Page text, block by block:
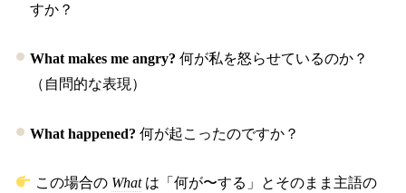
すか？
What makes me angry? 何が私を怒らせているのか？
（自問的な表現）
What happened? 何が起こったのですか？
この場合の Whatは「何が〜する」とそのまま主語の